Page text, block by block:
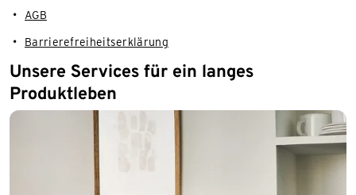
AGB
Barrierefreiheitserklärung
Unsere Services für ein langes
Produktleben